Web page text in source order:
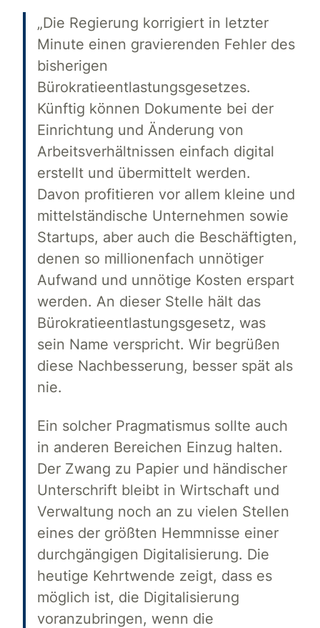
„Die Regierung korrigiert in letzter
Minute einen gravierenden Fehler des
bisherigen
Bürokratieentlastungsgesetzes.
Künftig können Dokumente bei der
Einrichtung und Änderung von
Arbeitsverhältnissen einfach digital
erstellt und übermittelt werden.
Davon profitieren vor allem kleine und
mittelständische Unternehmen sowie
Startups, aber auch die Beschäftigten,
denen so millionenfach unnötiger
Aufwand und unnötige Kosten erspart
werden. An dieser Stelle hält das
Bürokratieentlastungsgesetz, was
sein Name verspricht. Wir begrüßen
diese Nachbesserung, besser spät als
nie.
Ein solcher Pragmatismus sollte auch
in anderen Bereichen Einzug halten.
Der Zwang zu Papier und händischer
Unterschrift bleibt in Wirtschaft und
Verwaltung noch an zu vielen Stellen
eines der größten Hemmnisse einer
durchgängigen Digitalisierung. Die
heutige Kehrtwende zeigt, dass es
möglich ist, die Digitalisierung
voranzubringen, wenn die